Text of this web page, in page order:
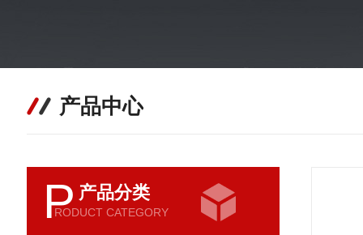
产品中心
P 产品分类
RODUCT CATEGORY